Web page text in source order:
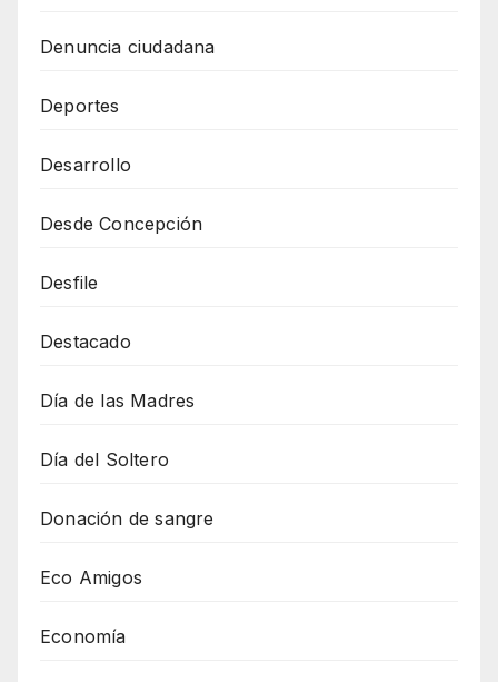
Denuncia ciudadana
Deportes
Desarrollo
Desde Concepción
Desfile
Destacado
Día de las Madres
Día del Soltero
Donación de sangre
Eco Amigos
Economía